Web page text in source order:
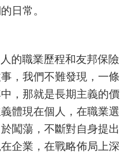
日常。
的職業歷程和友邦保險
，我們不難發現，一條
，那就是長期主義的價
體現在個人，在職業選
闖蕩，不斷對自身提出
企業，在戰略佈局上深